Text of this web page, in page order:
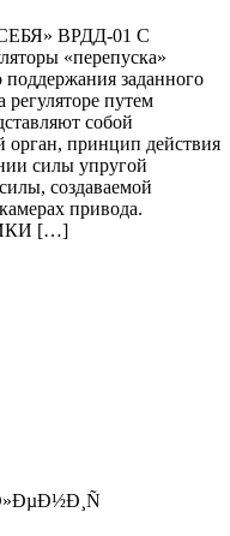
ВРДД-01 С
«перепуска»
поддержания заданного
регуляторе путем
собой
принцип действия
силы упругой
создаваемой
камерах привода.
[…]